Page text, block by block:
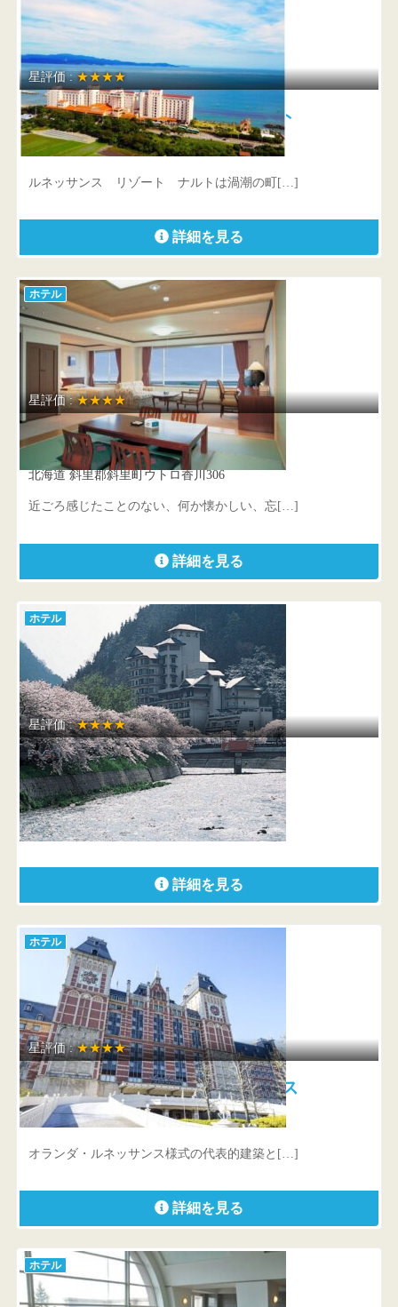
星評価 :★★★★
ルネッサンス リゾート ナルト
徳島県 鳴門市鳴門町土佐泊浦字大毛16-45
ルネッサンス リゾート ナルトは渦潮の町[…]
詳細を見る
ホテル
星評価 :★★★★
知床第一ホテル
北海道 斜里郡斜里町ウトロ香川306
近ごろ感じたことのない、何か懐かしい、忘[…]
詳細を見る
ホテル
星評価 :★★★★
萬国屋
山形県 鶴岡市湯温海丁1
プロが選ぶ 日本のホテル・旅館100選 […]
詳細を見る
ホテル
星評価 :★★★★
ホテルオークラJRハウステンボス
長崎県 佐世保市ハウステンボス町10番
オランダ・ルネッサンス様式の代表的建築と[…]
詳細を見る
ホテル